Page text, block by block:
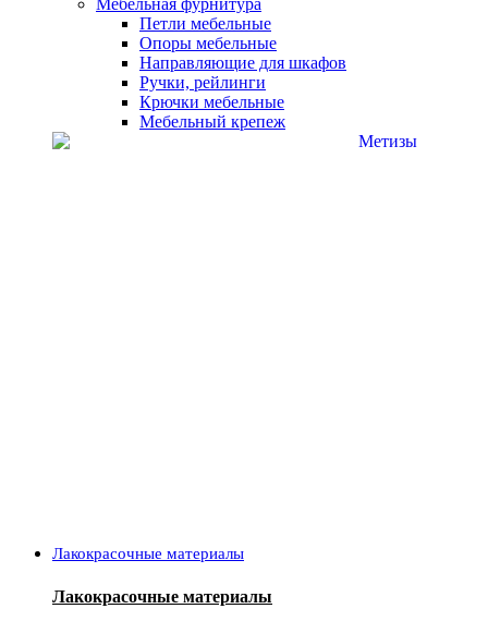
Мебельная фурнитура
Петли мебельные
Опоры мебельные
Направляющие для шкафов
Ручки, рейлинги
Крючки мебельные
Мебельный крепеж
Лакокрасочные материалы
Лакокрасочные материалы